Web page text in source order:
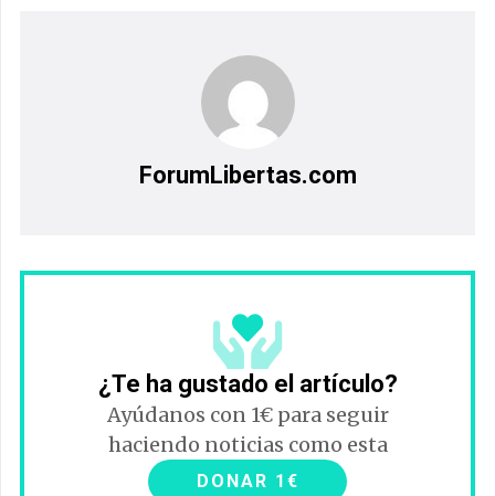
ForumLibertas.com
¿Te ha gustado el artículo?
Ayúdanos con 1€ para seguir
haciendo noticias como esta
DONAR 1€